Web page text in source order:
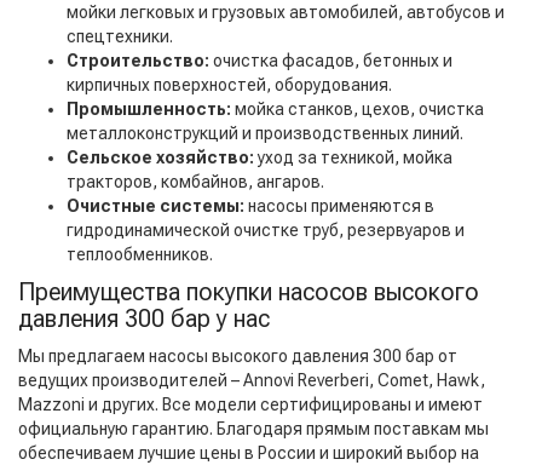
мойки легковых и грузовых автомобилей, автобусов и
спецтехники.
Строительство: очистка фасадов, бетонных и
кирпичных поверхностей, оборудования.
Промышленность: мойка станков, цехов, очистка
металлоконструкций и производственных линий.
Сельское хозяйство:уход за техникой, мойка
тракторов, комбайнов, ангаров.
Очистные системы: насосы применяются в
гидродинамической очистке труб, резервуаров и
теплообменников.
Преимущества покупки насосов высокого
давления 300 бар у нас
Мы предлагаем насосы высокого давления 300 бар от
ведущих производителей – Annovi Reverberi, Comet, Hawk,
Mazzoni и других. Все модели сертифицированы и имеют
официальную гарантию. Благодаря прямым поставкам мы
обеспечиваем лучшие цены в России и широкий выбор на